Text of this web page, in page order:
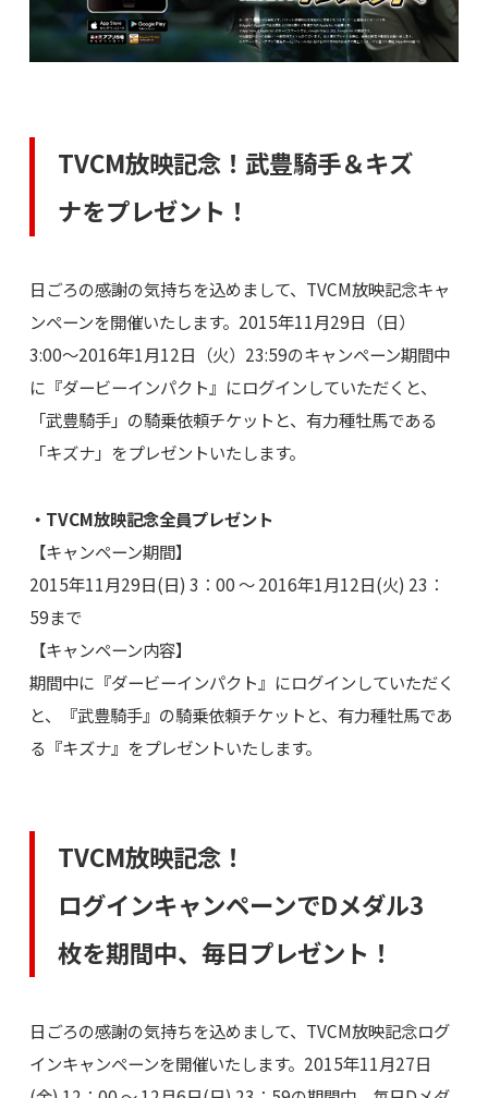
TVCM放映記念！武豊騎手＆キズ
ナをプレゼント！
日ごろの感謝の気持ちを込めまして、TVCM放映記念キャ
ンペーンを開催いたします。2015年11月29日（日）
3:00〜2016年1月12日（火）23:59のキャンペーン期間中
に『ダービーインパクト』にログインしていただくと、
「武豊騎手」の騎乗依頼チケットと、有力種牡馬である
「キズナ」をプレゼントいたします。
・TVCM放映記念全員プレゼント
【キャンペーン期間】
2015年11月29日(日) 3：00 ～ 2016年1月12日(火) 23：
59まで
【キャンペーン内容】
期間中に『ダービーインパクト』にログインしていただく
と、『武豊騎手』の騎乗依頼チケットと、有力種牡馬であ
る『キズナ』をプレゼントいたします。
TVCM放映記念！
ログインキャンペーンでDメダル3
枚を期間中、毎日プレゼント！
日ごろの感謝の気持ちを込めまして、TVCM放映記念ログ
インキャンペーンを開催いたします。2015年11月27日